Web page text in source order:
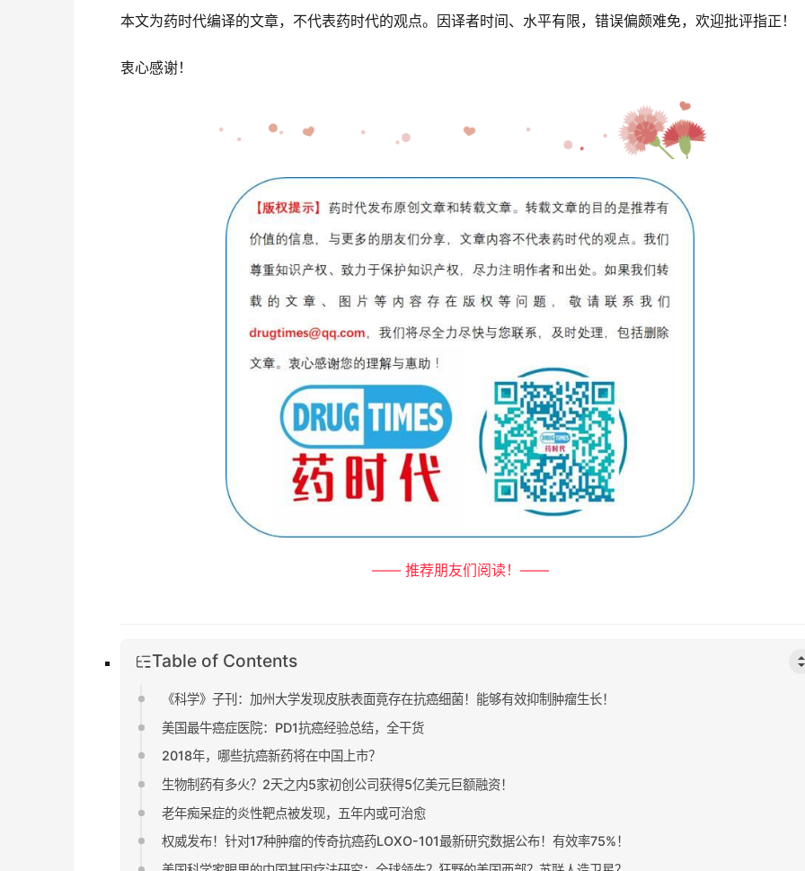
本文为药时代编译的文章，不代表药时代的观点。因译者时间、水平有限，错误偏颇难免，欢迎批评指正！
衷心感谢！
—— 推荐朋友们阅读！——
Table of Contents
《科学》子刊：加州大学发现皮肤表面竟存在抗癌细菌！能够有效抑制肿瘤生长！
美国最牛癌症医院：PD1抗癌经验总结，全干货
2018年，哪些抗癌新药将在中国上市？
生物制药有多火？2天之内5家初创公司获得5亿美元巨额融资！
老年痴呆症的炎性靶点被发现，五年内或可治愈
权威发布！针对17种肿瘤的传奇抗癌药LOXO-101最新研究数据公布！有效率75%！